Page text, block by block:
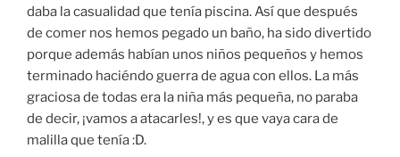
daba la casualidad que tenía piscina. Así que después
de comer nos hemos pegado un baño, ha sido divertido
porque además habían unos niños pequeños y hemos
terminado haciéndo guerra de agua con ellos. La más
graciosa de todas era la niña más pequeña, no paraba
de decir, ¡vamos a atacarles!, y es que vaya cara de
malilla que tenía :D.